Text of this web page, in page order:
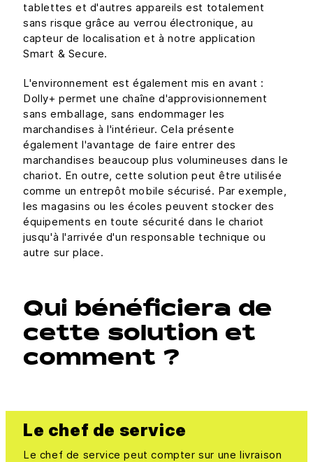
tablettes et d'autres appareils est totalement
sans risque grâce au verrou électronique, au
capteur de localisation et à notre application
Smart & Secure.
L'environnement est également mis en avant :
Dolly+ permet une chaîne d'approvisionnement
sans emballage, sans endommager les
marchandises à l'intérieur. Cela présente
également l'avantage de faire entrer des
marchandises beaucoup plus volumineuses dans le
chariot. En outre, cette solution peut être utilisée
comme un entrepôt mobile sécurisé. Par exemple,
les magasins ou les écoles peuvent stocker des
équipements en toute sécurité dans le chariot
jusqu'à l'arrivée d'un responsable technique ou
autre sur place.
Qui bénéficiera de
cette solution et
comment ?
Le chef de service
Le chef de service peut compter sur une livraison